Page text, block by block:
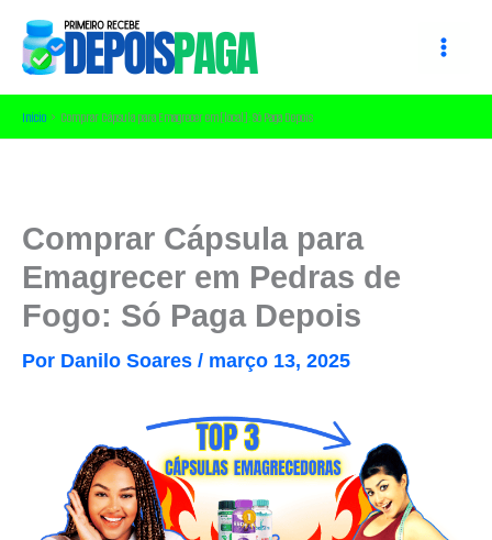
para
conteúdo
Início Comprar Cápsula para Emagrecer em [local]: Só Paga Depois
Comprar Cápsula para
Emagrecer em Pedras de
Fogo: Só Paga Depois
Por Danilo Soares / março 13, 2025